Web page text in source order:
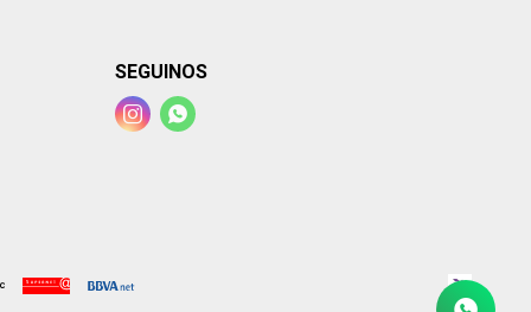
SEGUINOS
 